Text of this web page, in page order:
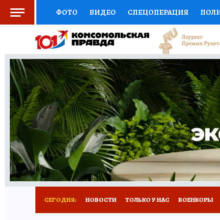
ФОТО ВИДЕО СПЕЦОПЕРАЦИЯ
СОЦПОДДЕРЖКА НАУКА СПОРТ
ВЫБОР ЭКСПЕРТОВ ДОКТОР
КНИЖНАЯ ПОЛКА ПРОГНОЗЫ НА СПОРТ
ПРЕСС-ЦЕНТР НЕДВИЖИМОСТЬ
РАДИО КП РЕКЛАМА ТЕСТЫ НОВОЕ
СЕГОДНЯ: НОВОСТИ ТОЛЬКО У НАС ВОЕНКОРЫ